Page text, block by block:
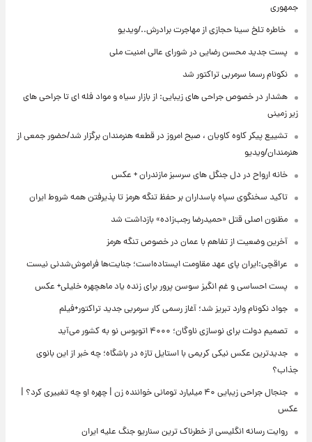
جمهوری
⁨ خاطره تلخ سینا حجازی از مهاجرت برادرش../ویدیو
پست جدید محسن رضایی در شورای عالی امنیت ملی
نکونام رسما سرمربی تراکتور شد
هشدار در خصوص جراحی های زیبایی: از بازار سیاه و مواد فله ای تا جراحی های
زیر زمینی
تشییع پیکر کاوه کاویان ، صبح امروز در قطعه هنرمندان برگزار شد/حضور جمعی از
هنرمندان/ویدیو
خانه ارواح در دل جنگل های سرسبز مازندران + عکس
تاکید سخنگوی سپاه پاسداران بر حفظ تنگه هرمز تا پذیرفتن همه شروط ایران
مظنون اصلی قتل «حمیدرضا رجب‌زاده» بازداشت شد
آخرین وضعیت از تفاهم با عمان در خصوص تنگه هرمز
عراقچی:ایران پای عهد مقاومت ایستاده‌است؛ جنایت‌ها فراموش‌شدنی نیست
پست احساسی و غم انگیز سوسن پرور برای زنده یاد ماهچهره خلیلی+ عکس
جواد نکونام وارد تبریز شد؛ آغاز رسمی کار سرمربی جدید تراکتور+فیلم
تصمیم دولت برای نوسازی ناوگان؛ ۴۰۰۰ اتوبوس نو به کشور می‌آید
جدیدترین عکس نیکی کریمی با استایل تازه در باشگاه؛ چه خبر از این بانوی
جذاب؟
جنجال جراحی زیبایی ۴۰ میلیارد تومانی خواننده زن | چهره او چه تغییری کرد؟ |
عکس
روایت رسانه انگلیسی از خطرناک ترین سناریو جنگ علیه ایران